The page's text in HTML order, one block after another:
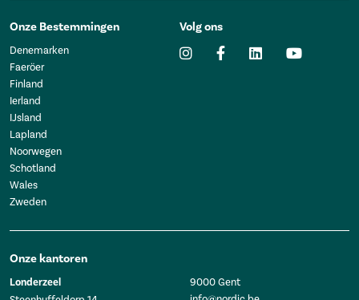
Onze Bestemmingen
Denemarken
Faeröer
Finland
Ierland
IJsland
Lapland
Noorwegen
Schotland
Wales
Zweden
Volg ons
Onze kantoren
Londerzeel
9000 Gent